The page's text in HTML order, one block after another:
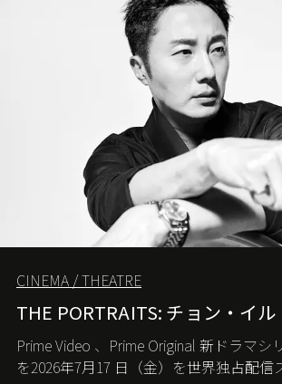
CINEMA / THEATRE
THE PORTRAITS: チョン・イル
Prime Video 、 Prime Original 新ドラマシ
を2026年7月17 日（金）を世界独占配信